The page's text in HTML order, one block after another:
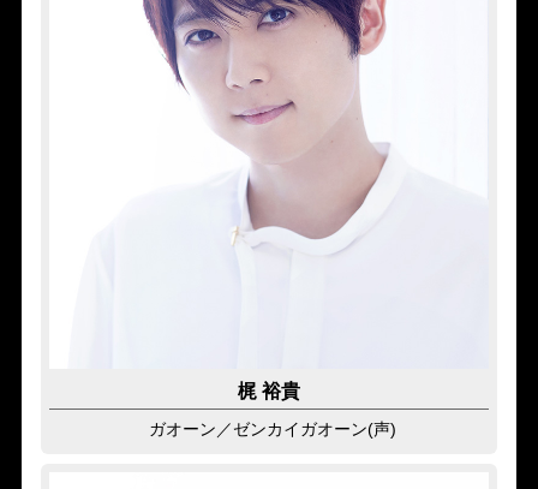
梶 裕貴
ガオーン ／ゼンカイガオーン(声)